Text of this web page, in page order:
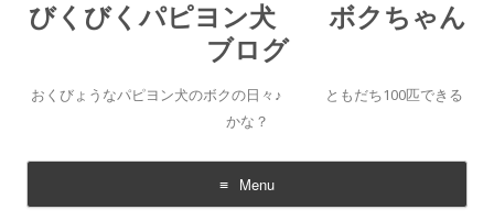
びくびくパピヨン犬 ボクちゃん
ブログ
おくびょうなパピヨン犬のボクの日々♪ ともだち100匹できる
かな？
Menu
Skip to content